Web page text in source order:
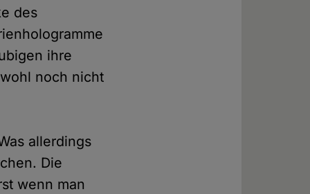
des
ihre
noch nicht
allerdings
Die
wenn man